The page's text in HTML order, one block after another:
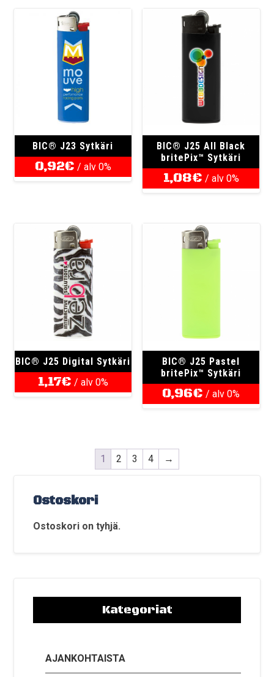
BIC® J23 Sytkäri
0,92€ / alv 0%
BIC® J25 All Black
britePix™ Sytkäri
1,08€ / alv 0%
BIC® J25 Digital Sytkäri
1,17€ / alv 0%
BIC® J25 Pastel
britePix™ Sytkäri
0,96€ / alv 0%
1 2 3 4 →
Ostoskori
Ostoskori on tyhjä.
Kategoriat
AJANKOHTAISTA